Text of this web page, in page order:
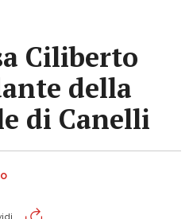
Ciliberto
della
di Canelli